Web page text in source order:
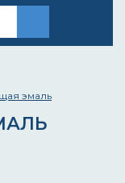
эмаль